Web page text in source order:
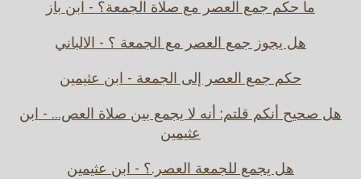
ما حكم جمع العصر مع صلاة الجمعة؟ - ابن باز
هل يجوز جمع العصر مع الجمعة ؟ - الالباني
حكم جمع العصر إلى الجمعة - ابن عثيمين
هل صحيح أنكم قلتم: أنه لا يجمع بين صلاة العص... - ابن
عثيمين
هل يجمع للجمعة العصر.؟ - ابن عثيمين